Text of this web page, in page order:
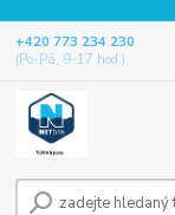
+420 773 234 230
(Po-Pá, 9-17 hod.)